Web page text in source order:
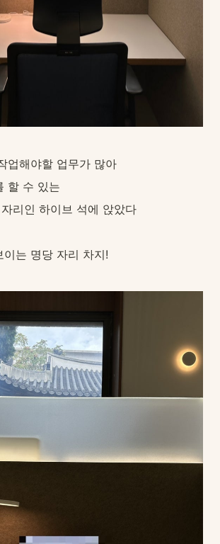
업해야할 업무가 많아
할 수 있는
리인 하이브 석에 앉았다
이는 명당 자리 차지!